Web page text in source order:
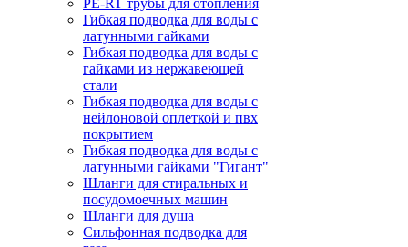
PE-RT трубы для отопления
Гибкая подводка для воды с
латунными гайками
Гибкая подводка для воды с
гайками из нержавеющей
стали
Гибкая подводка для воды с
нейлоновой оплеткой и пвх
покрытием
Гибкая подводка для воды с
латунными гайками "Гигант"
Шланги для стиральных и
посудомоечных машин
Шланги для душа
Сильфонная подводка для